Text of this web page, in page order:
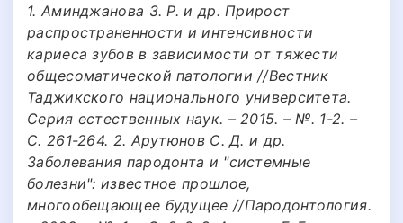
1. Аминджанова З. Р. и др. Прирост
распространенности и интенсивности
кариеса зубов в зависимости от тяжести
общесоматической патологии //Вестник
Таджикского национального университета.
Серия естественных наук. – 2015. – №. 1-2. –
С. 261-264. 2. Арутюнов С. Д. и др.
Заболевания пародонта и "системные
болезни": известное прошлое,
многообещающее будущее //Пародонтология.